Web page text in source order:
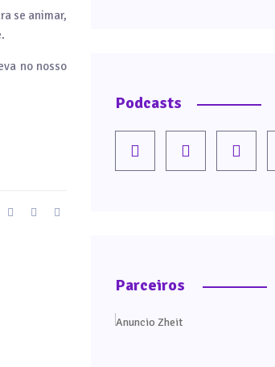
se animar,
no nosso
Podcasts
Parceiros